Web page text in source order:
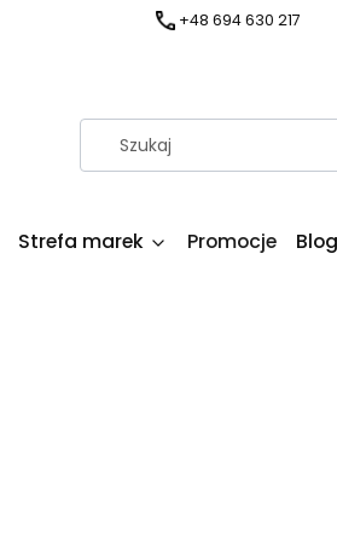
+48 694 630 217
Strefa marek Promocje Blog